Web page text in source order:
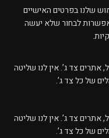
שלנו בפרטים האישיים
לבחור שלא יעשה
אתרים צד ג’. אין לנו שליטה
של כל צד ג’.
אתרים צד ג’. אין לנו שליטה
של כל צד ג’.